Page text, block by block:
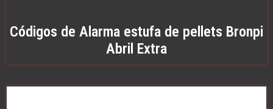
Códigos de Alarma estufa de pellets Bronpi
Abril Extra